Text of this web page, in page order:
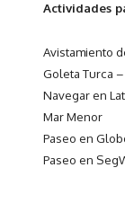
Actividades
Avistamiento
Goleta Turca
Navegar en
Mar Menor
Paseo en
Paseo en